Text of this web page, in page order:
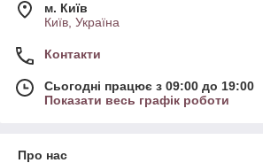
м. Київ
Київ, Україна
Контакти
Сьогодні працює з 09:00 до 19:00
Показати весь графік роботи
Про нас